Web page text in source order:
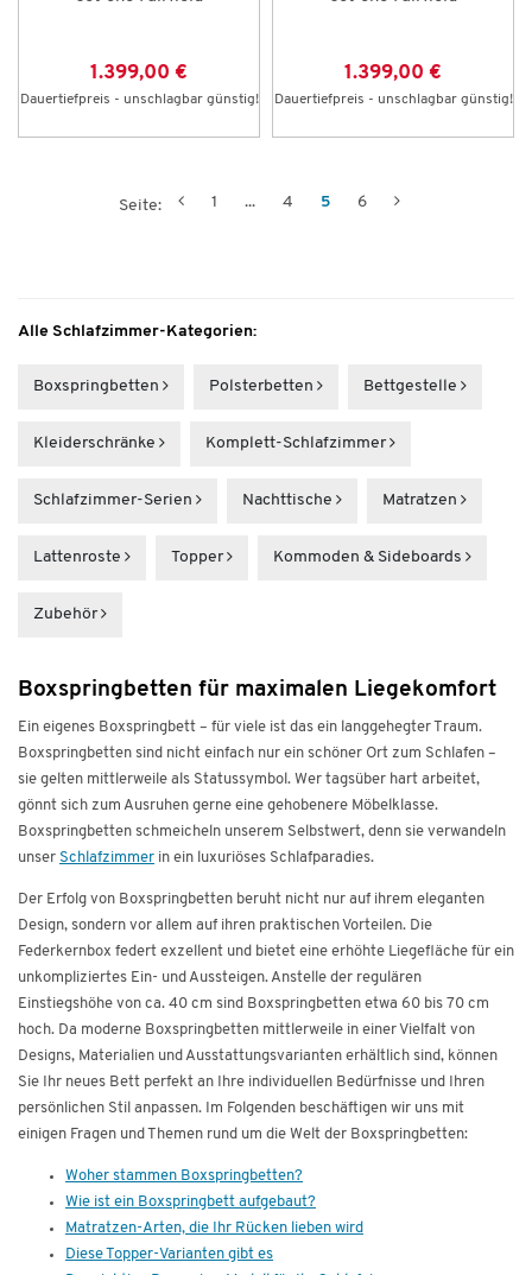
1.399,00 €
Dauertiefpreis - unschlagbar günstig!
1.399,00 €
Dauertiefpreis - unschlagbar günstig!
Seite: 1 ... 4 5 6
Alle Schlafzimmer-Kategorien:
Boxspring­betten Polsterbetten Bettgestelle
Kleider­schränke Komplett-Schlafzimmer
Schlafzimmer-Serien Nachttische Matratzen
Lattenroste Topper Kommoden & Sideboards
Zubehör
Boxspringbetten für maximalen Liegekomfort
Ein eigenes Boxspringbett – für viele ist das ein langgehegter Traum.
Boxspringbetten sind nicht einfach nur ein schöner Ort zum Schlafen –
sie gelten mittlerweile als Statussymbol. Wer tagsüber hart arbeitet,
gönnt sich zum Ausruhen gerne eine gehobenere Möbelklasse.
Boxspringbetten schmeicheln unserem Selbstwert, denn sie verwandeln
unser Schlafzimmer in ein luxuriöses Schlafparadies.
Der Erfolg von Boxspringbetten beruht nicht nur auf ihrem eleganten
Design, sondern vor allem auf ihren praktischen Vorteilen. Die
Federkernbox federt exzellent und bietet eine erhöhte Liegefläche für ein
unkompliziertes Ein- und Aussteigen. Anstelle der regulären
Einstiegshöhe von ca. 40 cm sind Boxspringbetten etwa 60 bis 70 cm
hoch. Da moderne Boxspringbetten mittlerweile in einer Vielfalt von
Designs, Materialien und Ausstattungsvarianten erhältlich sind, können
Sie Ihr neues Bett perfekt an Ihre individuellen Bedürfnisse und Ihren
persönlichen Stil anpassen. Im Folgenden beschäftigen wir uns mit
einigen Fragen und Themen rund um die Welt der Boxspringbetten:
Woher stammen Boxspringbetten?
Wie ist ein Boxspringbett aufgebaut?
Matratzen-Arten, die Ihr Rücken lieben wird
Diese Topper-Varianten gibt es